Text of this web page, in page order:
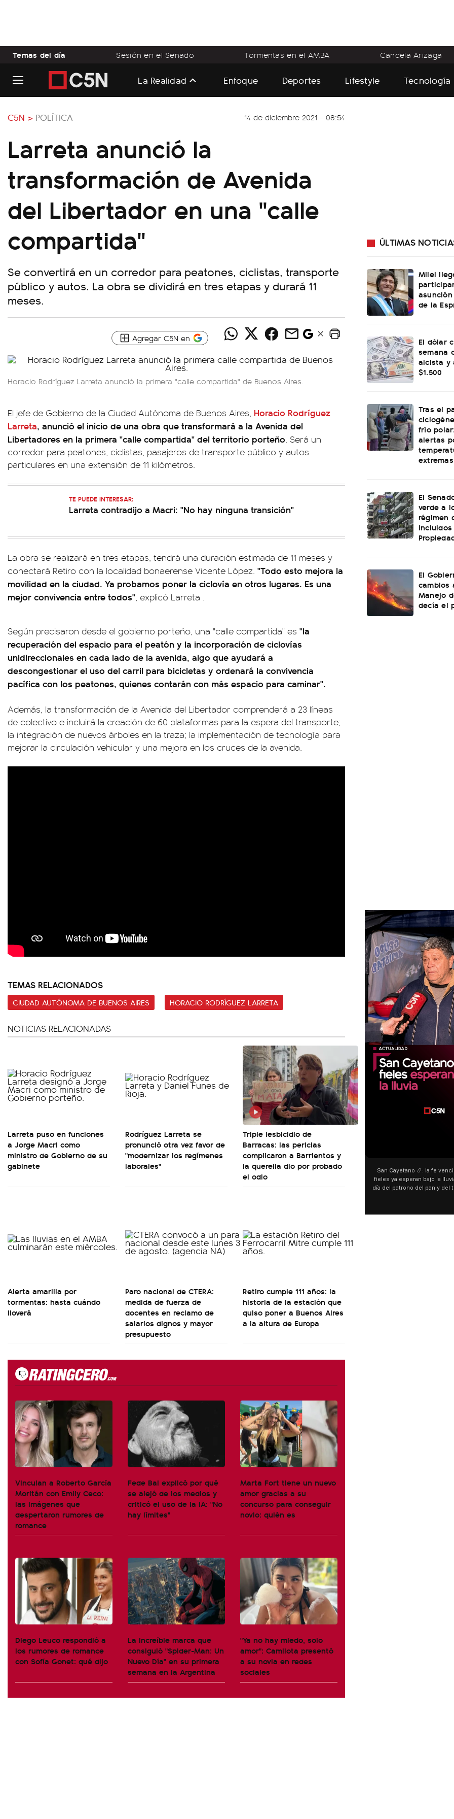
Temas del día Sesión en el Senado Tormentas en el AMBA Candela Arizaga
La Realidad Enfoque Deportes Lifestyle Tecnología
C5N > POLÍTICA 14 de diciembre 2021 - 08:54
Larreta anunció la
transformación de Avenida
del Libertador en una "calle
compartida"
Se convertirá en un corredor para peatones, ciclistas, transporte
público y autos. La obra se dividirá en tres etapas y durará 11
meses.
Agregar C5N en
Horacio Rodríguez Larreta anunció la primera "calle compartida" de Buenos Aires.
El jefe de Gobierno de la Ciudad Autónoma de Buenos Aires, Horacio Rodríguez
Larreta, anunció el inicio de una obra que transformará a la Avenida del
Libertadores en la primera "calle compartida" del territorio porteño. Será un
corredor para peatones, ciclistas, pasajeros de transporte público y autos
particulares en una extensión de 11 kilómetros.
TE PUEDE INTERESAR:
Larreta contradijo a Macri: "No hay ninguna transición"
La obra se realizará en tres etapas, tendrá una duración estimada de 11 meses y
conectará Retiro con la localidad bonaerense Vicente López. "Todo esto mejora la
movilidad en la ciudad. Ya probamos poner la ciclovía en otros lugares. Es una
mejor convivencia entre todos", explicó Larreta .
Según precisaron desde el gobierno porteño, una "calle compartida" es "la
recuperación del espacio para el peatón y la incorporación de ciclovías
unidireccionales en cada lado de la avenida, algo que ayudará a
descongestionar el uso del carril para bicicletas y ordenará la convivencia
pacífica con los peatones, quienes contarán con más espacio para caminar".
Además, la transformación de la Avenida del Libertador comprenderá a 23 líneas
de colectivo e incluirá la creación de 60 plataformas para la espera del transporte;
la integración de nuevos árboles en la traza; la implementación de tecnología para
mejorar la circulación vehicular y una mejora en los cruces de la avenida.
TEMAS RELACIONADOS
CIUDAD AUTÓNOMA DE BUENOS AIRES HORACIO RODRÍGUEZ LARRETA
NOTICIAS RELACIONADAS
Larreta puso en funciones
a Jorge Macri como
ministro de Gobierno de su
gabinete
Rodríguez Larreta se
pronunció otra vez favor de
"modernizar los regímenes
laborales"
Triple lesbicidio de
Barracas: las pericias
complicaron a Barrientos y
la querella dio por probado
el odio
Alerta amarilla por
tormentas: hasta cuándo
lloverá
Paro nacional de CTERA:
medida de fuerza de
docentes en reclamo de
salarios dignos y mayor
presupuesto
Retiro cumple 111 años: la
historia de la estación que
quiso poner a Buenos Aires
a la altura de Europa
Vinculan a Roberto García
Moritán con Emily Ceco:
las imágenes que
despertaron rumores de
romance
Fede Bal explicó por qué
se alejó de los medios y
criticó el uso de la IA: "No
hay límites"
Marta Fort tiene un nuevo
amor gracias a su
concurso para conseguir
novio: quién es
Diego Leuco respondió a
los rumores de romance
con Sofía Gonet: qué dijo
La increíble marca que
consiguió "Spider-Man: Un
Nuevo Día" en su primera
semana en la Argentina
"Ya no hay miedo, solo
amor": Camilota presentó
a su novia en redes
sociales
ÚLTIMAS
Milei
de la
El dólar
semana
alcista y
$1.500
Tras el
frío
alertas
El
verde a
régimen
El
cambios
Manejo
decía el
San Cayetano 📿: la fe venció
fieles ya esperan bajo la lluvia
día del patrono del pan y del
y pedir. 🎙️